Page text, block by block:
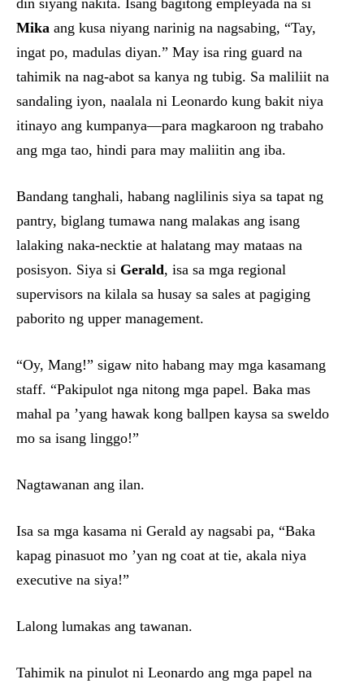
din siyang nakita. Isang bagitong empleyada na si
Mika ang kusa niyang narinig na nagsabing, “Tay,
ingat po, madulas diyan.” May isa ring guard na
tahimik na nag-abot sa kanya ng tubig. Sa maliliit na
sandaling iyon, naalala ni Leonardo kung bakit niya
itinayo ang kumpanya—para magkaroon ng trabaho
ang mga tao, hindi para may maliitin ang iba.
Bandang tanghali, habang naglilinis siya sa tapat ng
pantry, biglang tumawa nang malakas ang isang
lalaking naka-necktie at halatang may mataas na
posisyon. Siya si Gerald, isa sa mga regional
supervisors na kilala sa husay sa sales at pagiging
paborito ng upper management.
“Oy, Mang!” sigaw nito habang may mga kasamang
staff. “Pakipulot nga nitong mga papel. Baka mas
mahal pa ’yang hawak kong ballpen kaysa sa sweldo
mo sa isang linggo!”
Nagtawanan ang ilan.
Isa sa mga kasama ni Gerald ay nagsabi pa, “Baka
kapag pinasuot mo ’yan ng coat at tie, akala niya
executive na siya!”
Lalong lumakas ang tawanan.
Tahimik na pinulot ni Leonardo ang mga papel na